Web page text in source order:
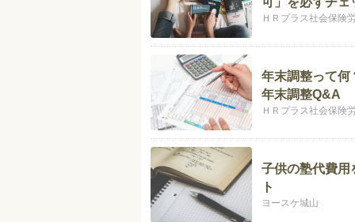
ＨＲプラス社会保険
年末調整って何
年末調整Q&A
ＨＲプラス社会保険
子供の塾代費用
ト
ヨースケ城山